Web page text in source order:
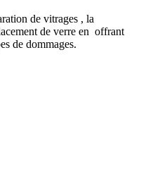
de vitrages , la
de verre en offrant
de dommages.